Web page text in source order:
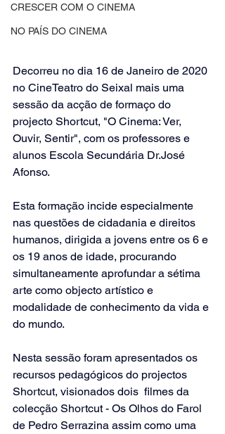
CRESCER COM O CINEMA
NO PAÍS DO CINEMA
Decorreu no dia 16 de Janeiro de 2020
no CineTeatro do Seixal mais uma
sessão da acção de formaço do
projecto Shortcut, "O Cinema: Ver,
Ouvir, Sentir", com os professores e
alunos Escola Secundária Dr.José
Afonso.
Esta formação incide especialmente
nas questões de cidadania e direitos
humanos, dirigida a jovens entre os 6 e
os 19 anos de idade, procurando
simultaneamente aprofundar a sétima
arte como objecto artístico e
modalidade de conhecimento da vida e
do mundo.
Nesta sessão foram apresentados os
recursos pedagógicos do projectos
Shortcut, visionados dois  filmes da
colecção Shortcut - Os Olhos do Farol
de Pedro Serrazina assim como uma